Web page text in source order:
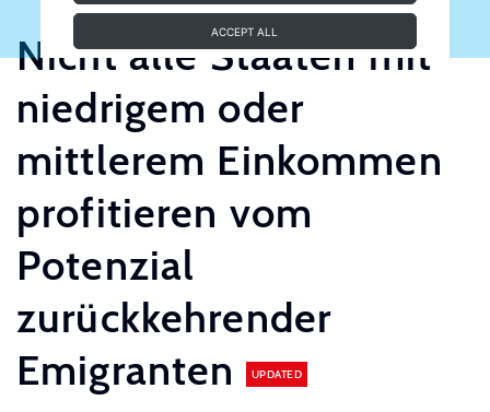
ACCEPT ALL
Nicht alle Staaten mit
niedrigem oder
mittlerem Einkommen
profitieren vom
Potenzial
zurückkehrender
Emigranten
UPDATED